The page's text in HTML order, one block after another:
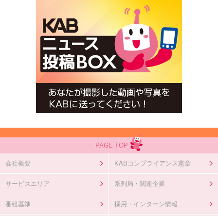
PAGE TOP
会社概要 KABコンプライアンス憲章
サービスエリア 系列局・関連企業
番組基準 採用・インターン情報